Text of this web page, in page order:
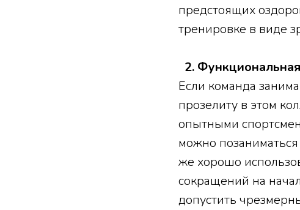
предстоящих
тренировке в виде
2.
Если команда
прозелиту в этом
опытными
можно
же хорошо
сокращений на
допустить